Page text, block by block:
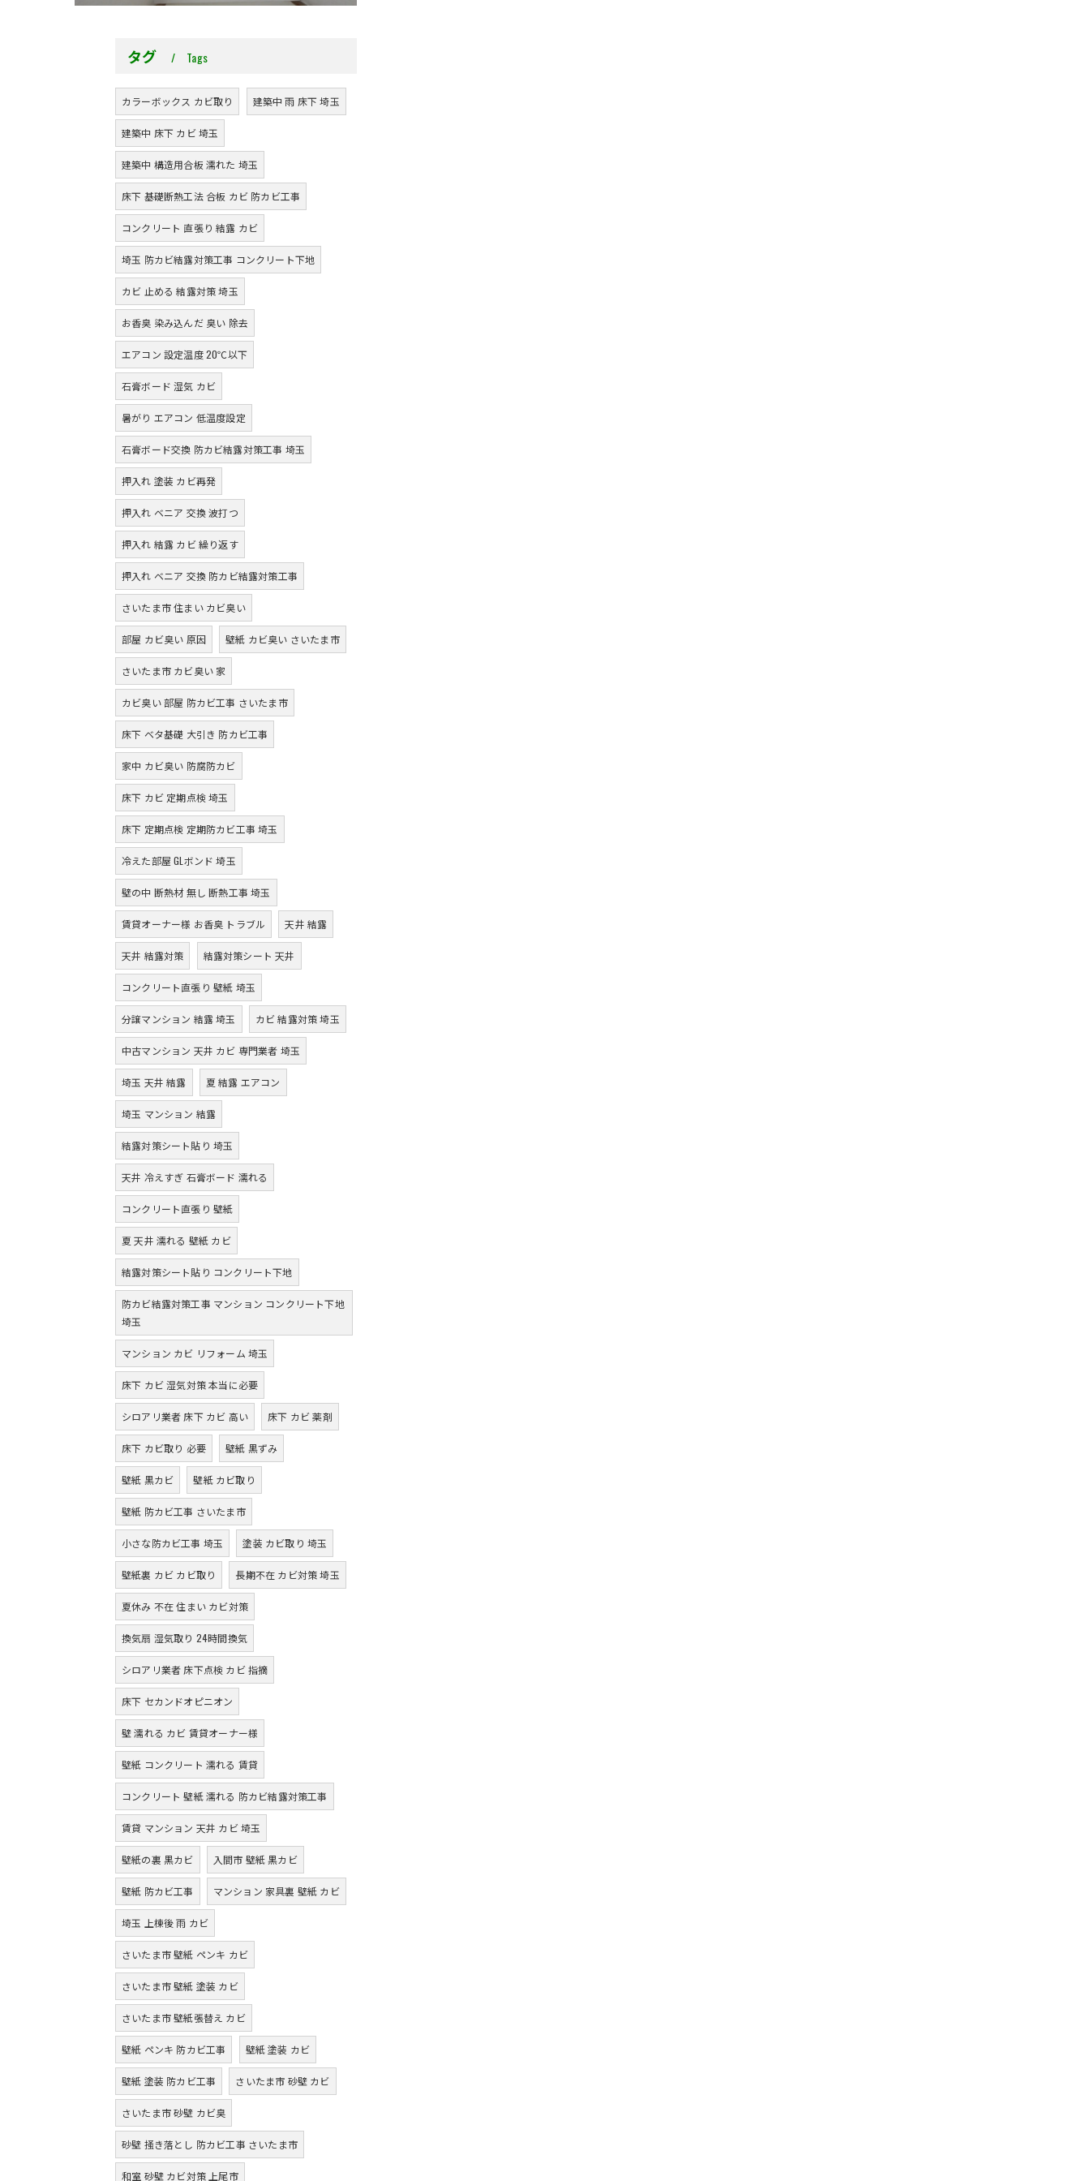
タグ Tags
カラーボックス カビ取り 建築中 雨 床下 埼玉
建築中 床下 カビ 埼玉
建築中 構造用合板 濡れた 埼玉
床下 基礎断熱工法 合板 カビ 防カビ工事
コンクリート 直張り 結露 カビ
埼玉 防カビ結露対策工事 コンクリート下地
カビ 止める 結露対策 埼玉
お香臭 染み込んだ 臭い 除去
エアコン 設定温度 20℃以下
石膏ボード 湿気 カビ
暑がり エアコン 低温度設定
石膏ボード交換 防カビ結露対策工事 埼玉
押入れ 塗装 カビ再発
押入れ ベニア 交換 波打つ
押入れ 結露 カビ 繰り返す
押入れ ベニア 交換 防カビ結露対策工事
さいたま市 住まい カビ臭い
部屋 カビ臭い 原因 壁紙 カビ臭い さいたま市
さいたま市 カビ臭い 家
カビ臭い 部屋 防カビ工事 さいたま市
床下 ベタ基礎 大引き 防カビ工事
家中 カビ臭い 防腐防カビ
床下 カビ 定期点検 埼玉
床下 定期点検 定期防カビ工事 埼玉
冷えた部屋 GLボンド 埼玉
壁の中 断熱材 無し 断熱工事 埼玉
賃貸オーナー様 お香臭 トラブル 天井 結露
天井 結露対策 結露対策シート 天井
コンクリート直張り 壁紙 埼玉
分譲マンション 結露 埼玉 カビ 結露対策 埼玉
中古マンション 天井 カビ 専門業者 埼玉
埼玉 天井 結露 夏 結露 エアコン
埼玉 マンション 結露
結露対策シート貼り 埼玉
天井 冷えすぎ 石膏ボード 濡れる
コンクリート直張り 壁紙
夏 天井 濡れる 壁紙 カビ
結露対策シート貼り コンクリート下地
防カビ結露対策工事 マンション コンクリート下地
埼玉
マンション カビ リフォーム 埼玉
床下 カビ 湿気対策 本当に必要
シロアリ業者 床下 カビ 高い 床下 カビ 薬剤
床下 カビ取り 必要 壁紙 黒ずみ
壁紙 黒カビ 壁紙 カビ取り
壁紙 防カビ工事 さいたま市
小さな防カビ工事 埼玉 塗装 カビ取り 埼玉
壁紙裏 カビ カビ取り 長期不在 カビ対策 埼玉
夏休み 不在 住まい カビ対策
換気扇 湿気取り 24時間換気
シロアリ業者 床下点検 カビ 指摘
床下 セカンドオピニオン
壁 濡れる カビ 賃貸オーナー様
壁紙 コンクリート 濡れる 賃貸
コンクリート 壁紙 濡れる 防カビ結露対策工事
賃貸 マンション 天井 カビ 埼玉
壁紙の裏 黒カビ 入間市 壁紙 黒カビ
壁紙 防カビ工事 マンション 家具裏 壁紙 カビ
埼玉 上棟後 雨 カビ
さいたま市 壁紙 ペンキ カビ
さいたま市 壁紙 塗装 カビ
さいたま市 壁紙張替え カビ
壁紙 ペンキ 防カビ工事 壁紙 塗装 カビ
壁紙 塗装 防カビ工事 さいたま市 砂壁 カビ
さいたま市 砂壁 カビ臭
砂壁 掻き落とし 防カビ工事 さいたま市
和室 砂壁 カビ対策 上尾市